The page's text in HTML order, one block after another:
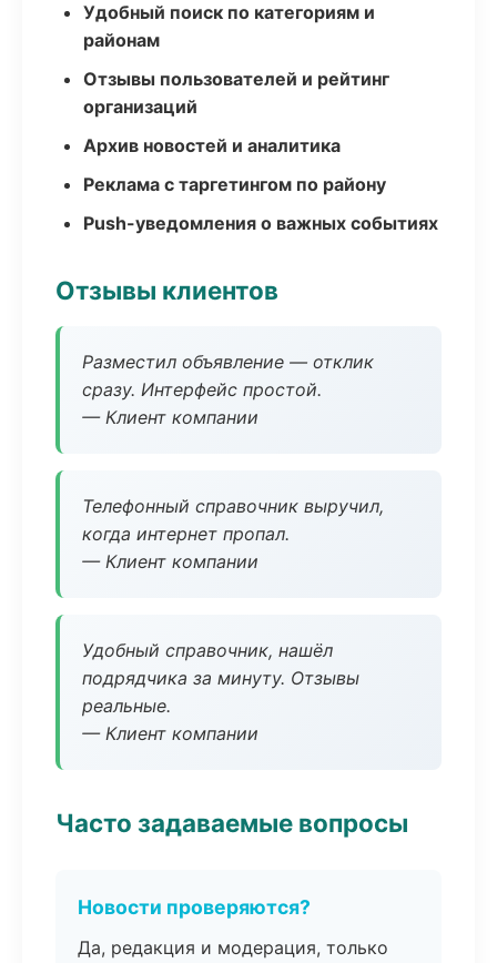
Удобный поиск по категориям и
районам
Отзывы пользователей и рейтинг
организаций
Архив новостей и аналитика
Реклама с таргетингом по району
Push-уведомления о важных событиях
Отзывы клиентов
Разместил объявление — отклик
сразу. Интерфейс простой.
— Клиент компании
Телефонный справочник выручил,
когда интернет пропал.
— Клиент компании
Удобный справочник, нашёл
подрядчика за минуту. Отзывы
реальные.
— Клиент компании
Часто задаваемые вопросы
Новости проверяются?
Да, редакция и модерация, только